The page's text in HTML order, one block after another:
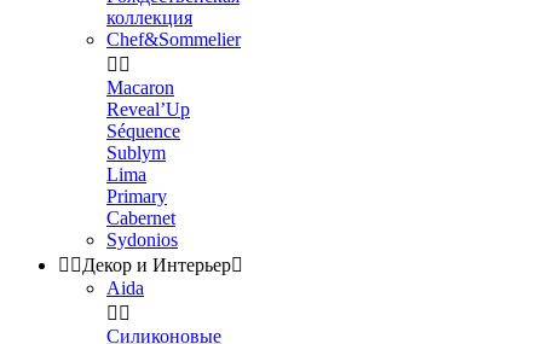
коллекция
Chef&Sommelier
 
Macaron
Reveal’Up
Séquence
Sublym
Lima
Primary
Cabernet
Sydonios
 Декор и Интерьер
Aida
 
Силиконовые